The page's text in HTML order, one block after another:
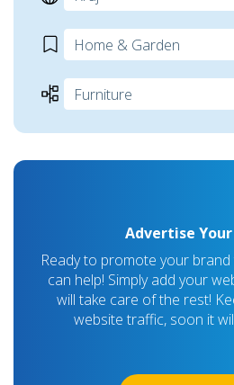
Advertise
Ready to promote your
can help! Simply add your
will take care of the rest!
website traffic, soon it